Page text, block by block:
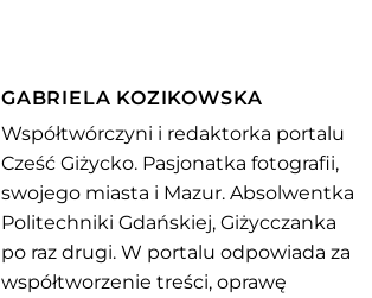
GABRIELA KOZIKOWSKA
Współtwórczyni i redaktorka portalu
Cześć Giżycko. Pasjonatka fotografii,
swojego miasta i Mazur. Absolwentka
Politechniki Gdańskiej, Giżycczanka
po raz drugi. W portalu odpowiada za
współtworzenie treści, oprawę